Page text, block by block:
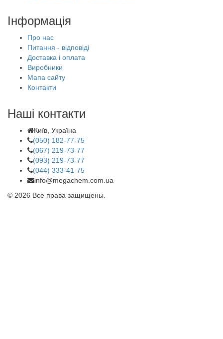
Інформація
Про нас
Питання - відповіді
Доставка і оплата
Виробники
Мапа сайту
Контакти
Наші контакти
Київ, Україна
(050) 182-77-75
(067) 219-73-77
(093) 219-73-77
(044) 333-41-75
info@megachem.com.ua
© 2026 Все права защищены.